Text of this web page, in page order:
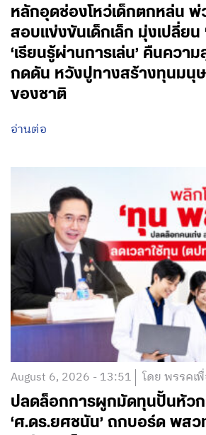
หลักอุดช่องโหว่เด็กตกหล่น พ่
สอบแข่งขันเด็กเล็ก มุ่งเปลี่ยน
‘เรียนรู้ผ่านการเล่น’ คืนควา
กดดัน หวังปูทางสร้างทุนมนุ
ของชาติ
อ่านต่อ
August 6, 2026 - 13:51 โดย พรรคเ
ปลดล็อกการผูกมัดทุนปั้นหัวก
‘ศ.ดร.ยศชนัน’ ถกบอร์ด พสว